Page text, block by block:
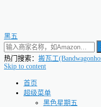
黑五
热门搜索： 搬瓦工
Skip to content
首页
超级菜单
黑色星期五